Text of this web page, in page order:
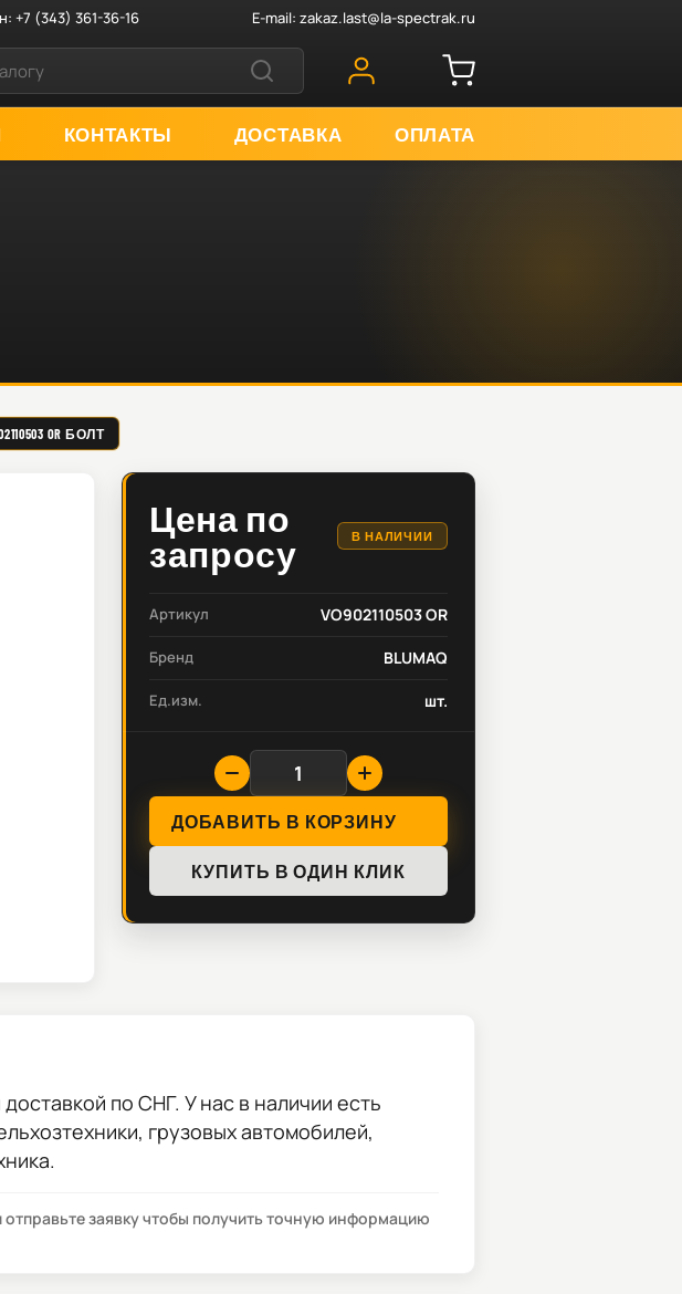
+7 (343) 361-36-16 E-mail: zakaz.last@la-spectrak.ru
КОНТАКТЫ ДОСТАВКА ОПЛАТА
OR БОЛТ
Цена по
запросу
В НАЛИЧИИ
Артикул VO902110503 OR
Бренд BLUMAQ
Ед.изм. шт.
ДОБАВИТЬ В КОРЗИНУ
КУПИТЬ В ОДИН КЛИК
по СНГ. У нас в наличии есть
грузовых автомобилей,
заявку чтобы получить точную информацию